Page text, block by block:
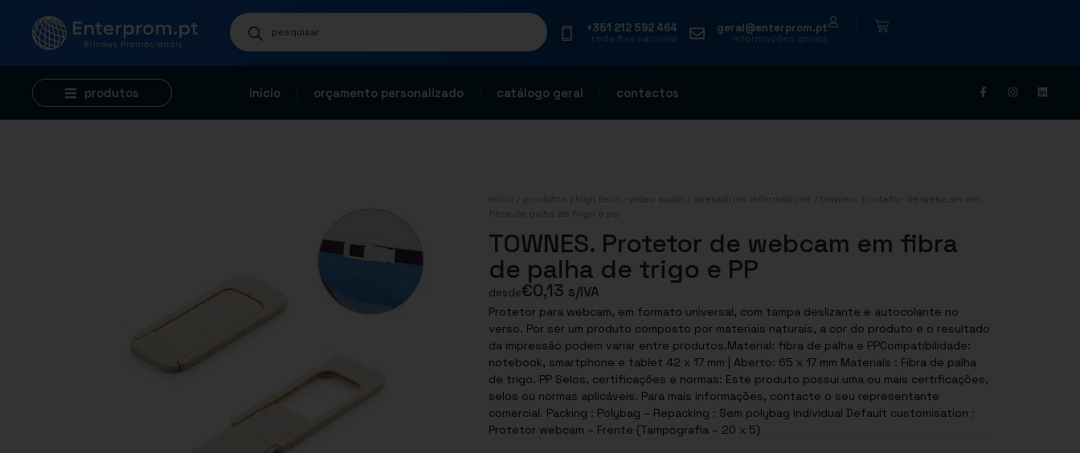
+351 212 592 464
rede fixa nacional
geral@enterprom.pt
informações gerais
produtos início orçamento personalizado catálogo geral contactos
início produtos high tech - video audio acessórios informaticos
/ townes. protetor de webcam em
fibra de palha de trigo e pp
TOWNES. Protetor de webcam em fibra
de palha de trigo e PP
desde€0,13 s/IVA
Protetor para webcam, em formato universal, com tampa deslizante e autocolante no
verso. Por ser um produto composto por materiais naturais, a cor do produto e o resultado
da impressão podem variar entre produtos.Material: fibra de palha e PPCompatibilidade:
notebook, smartphone e tablet 42 x 17 mm | Aberto: 65 x 17 mm Materials : Fibra de palha
de trigo. PP Selos, certificações e normas: Este produto possui uma ou mais certificações,
selos ou normas aplicáveis. Para mais informações, contacte o seu representante
comercial. Packing : Polybag – Repacking : Sem polybag individual Default customisation :
Protetor webcam – Frente (Tampografia – 20 x 5)